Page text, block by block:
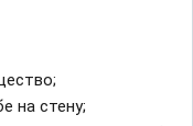
на стену;